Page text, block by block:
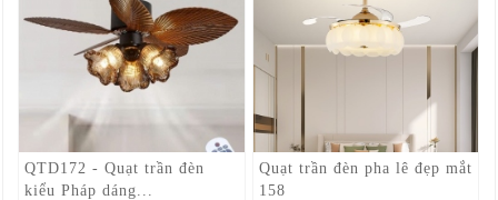
QTD172 - Quạt trần đèn
kiểu Pháp dáng...
Quạt trần đèn pha lê đẹp mắt
158